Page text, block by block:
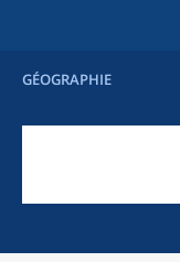
GÉOGRAPHIE